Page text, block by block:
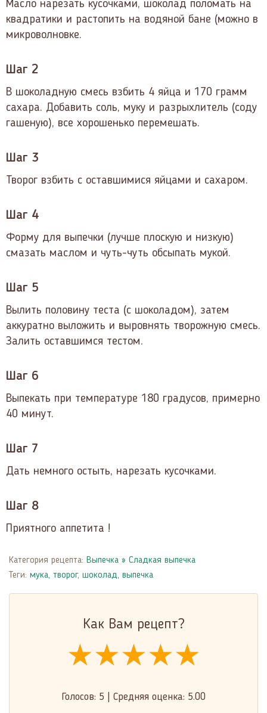
Масло нарезать кусочками, шоколад поломать на
квадратики и растопить на водяной бане (можно в
микроволновке.
Шаг 2
В шоколадную смесь взбить 4 яйца и 170 грамм
сахара. Добавить соль, муку и разрыхлитель (соду
гашеную), все хорошенько перемешать.
Шаг 3
Творог взбить с оставшимися яйцами и сахаром.
Шаг 4
Форму для выпечки (лучше плоскую и низкую)
смазать маслом и чуть-чуть обсыпать мукой.
Шаг 5
Вылить половину теста (с шоколадом), затем
аккуратно выложить и выровнять творожную смесь.
Залить оставшимся тестом.
Шаг 6
Выпекать при температуре 180 градусов, примерно
40 минут.
Шаг 7
Дать немного остыть, нарезать кусочками.
Шаг 8
Приятного аппетита !
Категория рецепта: Выпечка » Сладкая выпечка
Теги: мука, творог, шоколад, выпечка
Как Вам рецепт?
★★★★★
★★★★★
★★★★★
Голосов: 5 Средняя оценка: 5.00